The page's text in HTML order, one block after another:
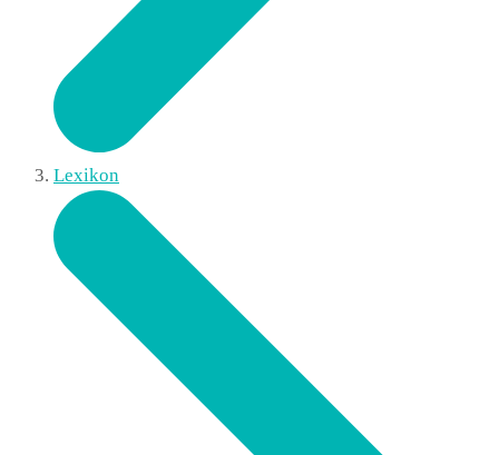
Lexikon